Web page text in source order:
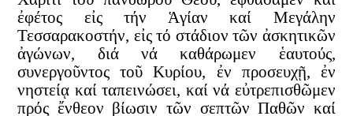
ἐφέτος εἰς τήν Ἁγίαν καί Μεγάλην
Τεσσαρακοστήν, εἰς τό στάδιον τῶν ἀσκητικῶν
ἀγώνων, διά νά καθάρωμεν ἑαυτούς,
συνεργοῦντος τοῦ Κυρίου, ἐν προσευχῇ, ἐν
νηστείᾳ καί ταπεινώσει, καί νά εὐτρεπισθῶμεν
πρός ἔνθεον βίωσιν τῶν σεπτῶν Παθῶν καί